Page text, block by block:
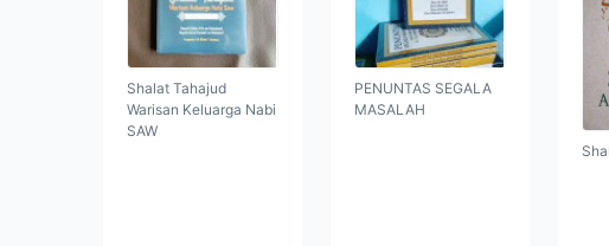
Shalat Tahajud
Warisan Keluarga Nabi
SAW
PENUNTAS SEGALA
MASALAH